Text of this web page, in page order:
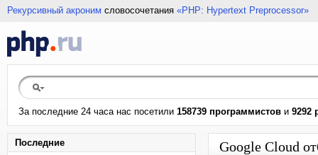
Рекурсивный акроним словосочетания «PHP: Hypertext Preprocessor»
За последние 24 часа нас посетили 158739 программистов и 9292
Последние Google Cloud